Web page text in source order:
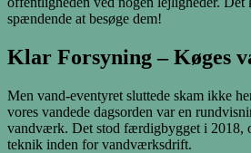
spændende at besøge dem!
Klar Forsyning – Køges
Men vand-eventyret sluttede skam ikke
vores vandede dagsorden var en
vandværk. Det stod færdigbygget i 2018,
teknik inden for vandværksdrift.